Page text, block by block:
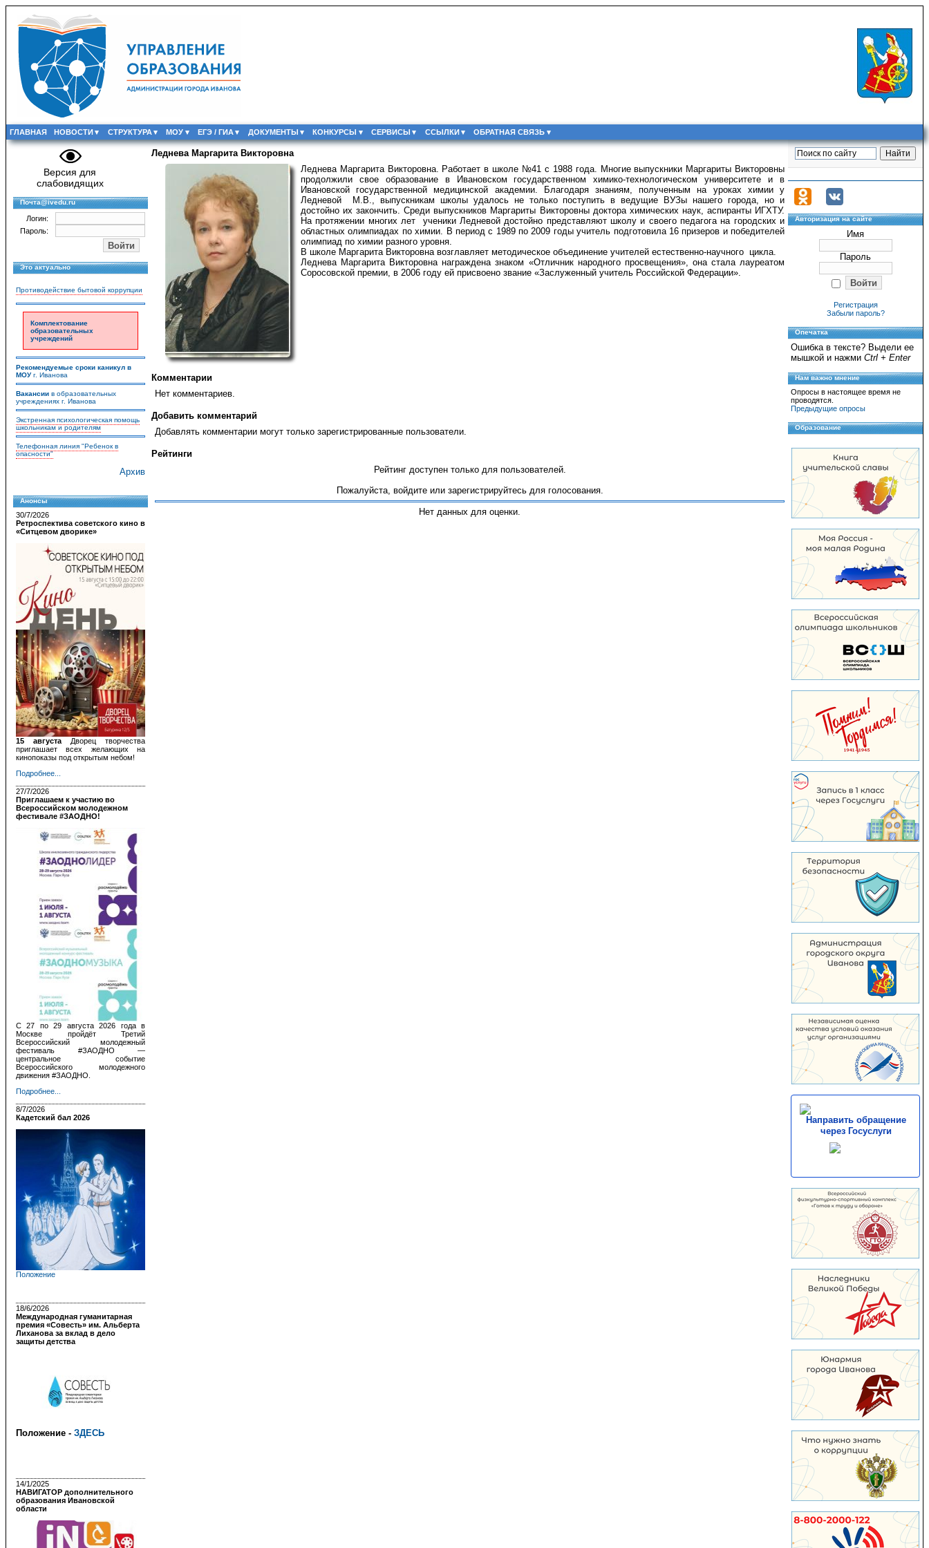
ГЛАВНАЯ НОВОСТИ СТРУКТУРА МОУ ЕГЭ / ГИА ДОКУМЕНТЫ КОНКУРСЫ СЕРВИСЫ ССЫЛКИ ОБРАТНАЯ СВЯЗЬ
Версия для
слабовидящих
Почта@ivedu.ru
Логин:
Пароль:
Это актуально
Противодействие бытовой коррупции
Комплектование
образовательных
учреждений
Рекомендуемые сроки каникул в
МОУг. Иванова
Вакансии в образовательных
учреждениях г. Иванова
Экстренная психологическая помощь
школьникам и родителям
Телефонная линия "Ребенок в
опасности"
Архив
Анонсы
30/7/2026
Ретроспектива советского кино в
«Ситцевом дворике»
15 августа
Дворец творчества
приглашает всех желающих на
кинопоказы под открытым небом!
Подробнее...
27/7/2026
Приглашаем к участию во
Всероссийском молодежном
фестивале #ЗАОДНО!
С 27 по 29 августа 2026 года в
Москве пройдёт Третий
Всероссийский молодежный
фестиваль #ЗАОДНО —
центральное событие
Всероссийского молодежного
движения #ЗАОДНО.
Подробнее...
8/7/2026
Кадетский бал 2026
Положение
18/6/2026
Международная гуманитарная
премия «Совесть» им. Альберта
Лиханова за вклад в дело
защиты детства
Положение - ЗДЕСЬ
14/1/2025
НАВИГАТОР дополнительного
образования Ивановской
области
Леднева Маргарита Викторовна
Леднева Маргарита Викторовна. Работает в школе №41 с 1988 года. Многие выпускники Маргариты Викторовны
продолжили свое образование в Ивановском государственном химико-технологическом университете и в
Ивановской государственной медицинской академии. Благодаря знаниям, полученным на уроках химии у
Ледневой М.В., выпускникам школы удалось не только поступить в ведущие ВУЗы нашего города, но и
достойно их закончить. Среди выпускников Маргариты Викторовны доктора химических наук, аспиранты ИГХТУ.
На протяжении многих лет ученики Ледневой достойно представляют школу и своего педагога на городских и
областных олимпиадах по химии. В период с 1989 по 2009 годы учитель подготовила 16 призеров и победителей
олимпиад по химии разного уровня.
В школе Маргарита Викторовна возглавляет методическое объединение учителей естественно-научного цикла.
Леднева Маргарита Викторовна награждена знаком «Отличник народного просвещения», она стала лауреатом
Соросовской премии, в 2006 году ей присвоено звание «Заслуженный учитель Российской Федерации».
Комментарии
Нет комментариев.
Добавить комментарий
Добавлять комментарии могут только зарегистрированные пользователи.
Рейтинги
Рейтинг доступен только для пользователей.
Пожалуйста, войдите или зарегистрируйтесь для голосования.
Нет данных для оценки.
Авторизация на сайте
Имя
Пароль
Регистрация
Забыли пароль?
Опечатка
Ошибка в тексте? Выдели ее
мышкой и нажми Ctrl + Enter
Нам важно мнение
Опросы в настоящее время не
проводятся.
Предыдущие опросы
Образование
Направить обращение
через Госуслуги